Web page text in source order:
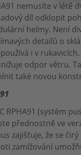
nemusíte v
díl odklopit
helmy. Není
detailů o
i v
odpor větru.
také novou
RPHA91 (systém
přednostně ve
zajišťuje, že se
zamlžování